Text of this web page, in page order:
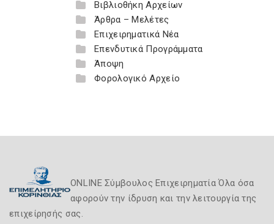
Βιβλιοθήκη Αρχείων
Άρθρα – Μελέτες
Επιχειρηματικά Νέα
Επενδυτικά Προγράμματα
Άποψη
Φορολογικό Αρχείο
ONLINE Σύμβουλος Επιχειρηματία Όλα όσα
αφορούν την ίδρυση και την λειτουργία της
επιχείρησής σας.